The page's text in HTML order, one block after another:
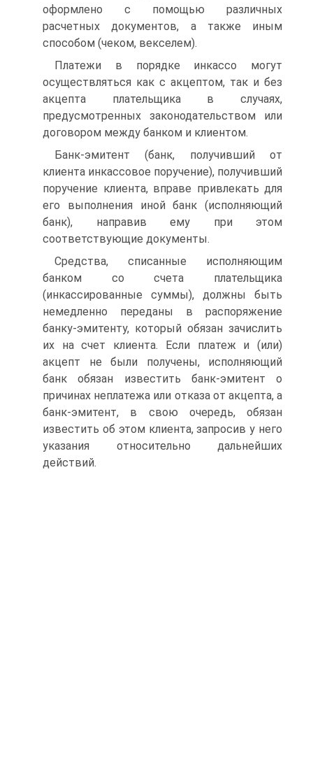
оформлено с помощью различных
расчетных документов, а также иным
способом (чеком, векселем).
Платежи в порядке инкассо могут
осуществляться как с акцептом, так и без
акцепта плательщика в случаях,
предусмотренных законодательством или
договором между банком и клиентом.
Банк‑эмитент (банк, получивший от
клиента инкассовое поручение), получивший
поручение клиента, вправе привлекать для
его выполнения иной банк (исполняющий
банк), направив ему при этом
соответствующие документы.
Средства, списанные исполняющим
банком со счета плательщика
(инкассированные суммы), должны быть
немедленно переданы в распоряжение
банку‑эмитенту, который обязан зачислить
их на счет клиента. Если платеж и (или)
акцепт не были получены, исполняющий
банк обязан известить банк‑эмитент о
причинах неплатежа или отказа от акцепта, а
банк‑эмитент, в свою очередь, обязан
известить об этом клиента, запросив у него
указания относительно дальнейших
действий.